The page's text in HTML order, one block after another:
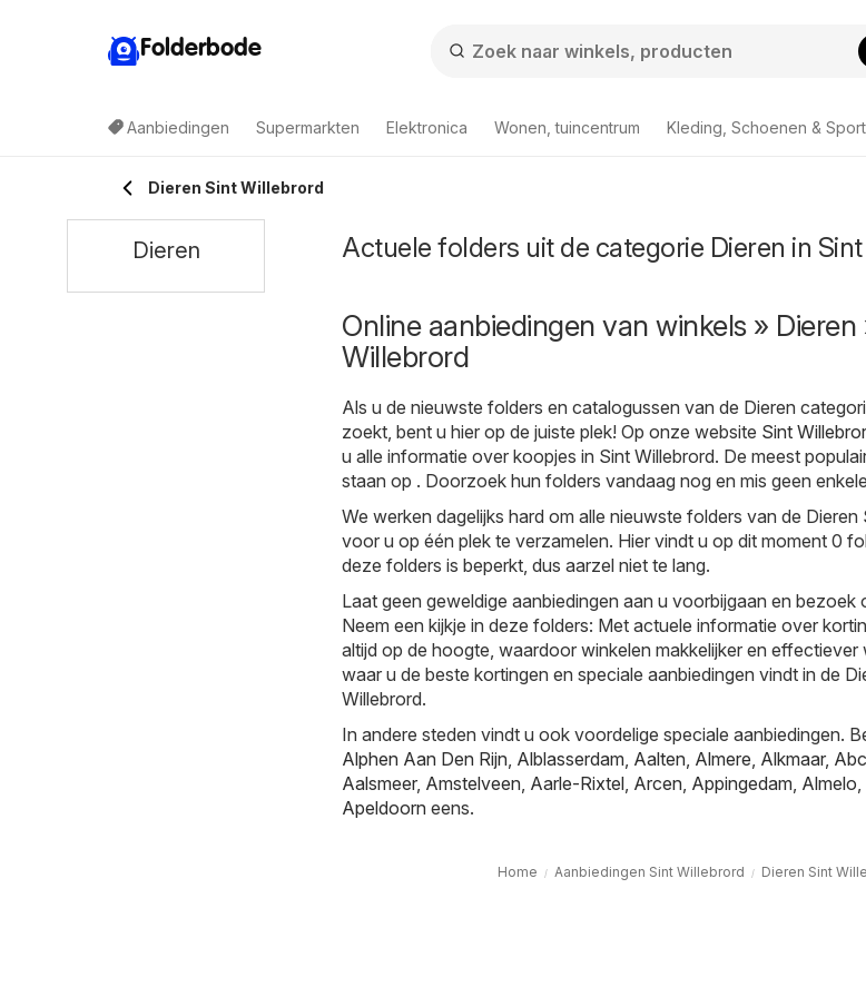
Folderbode
Aanbiedingen Supermarkten Elektronica Wonen, tuincentrum Kleding, Schoenen & Sport
Dieren Sint Willebrord
Actuele folders uit de categorie Dieren in
Online aanbiedingen van winkels » Dieren
Willebrord
Als u de nieuwste folders en catalogussen van de Dieren
zoekt, bent u hier op de juiste plek! Op onze website Sint
u alle informatie over koopjes in Sint Willebrord. De meest
staan op . Doorzoek hun folders vandaag nog en mis geen
We werken dagelijks hard om alle nieuwste folders van de
voor u op één plek te verzamelen. Hier vindt u op dit moment 0
deze folders is beperkt, dus aarzel niet te lang.
Laat geen geweldige aanbiedingen aan u voorbijgaan en bezoek
Neem een kijkje in deze folders: Met actuele informatie over
altijd op de hoogte, waardoor winkelen makkelijker en effectiever
waar u de beste kortingen en speciale aanbiedingen vindt in de
Willebrord.
In andere steden vindt u ook voordelige speciale aanbiedingen.
Alphen Aan Den Rijn, Alblasserdam, Aalten, Almere, Alkmaar,
Aalsmeer, Amstelveen, Aarle-Rixtel, Arcen, Appingedam, Almelo,
Apeldoorn eens.
Home Aanbiedingen Sint Willebrord Dieren Sint
Dieren